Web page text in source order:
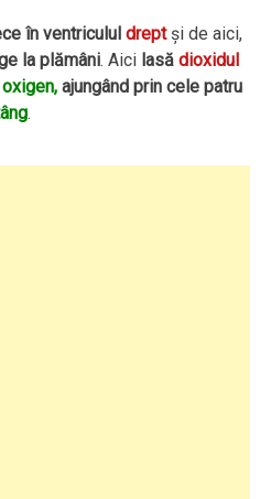
în ventricululdreptşi de aici,
la plămâni. Aici lasă dioxidul
oxigen, ajungând prin cele patru
.